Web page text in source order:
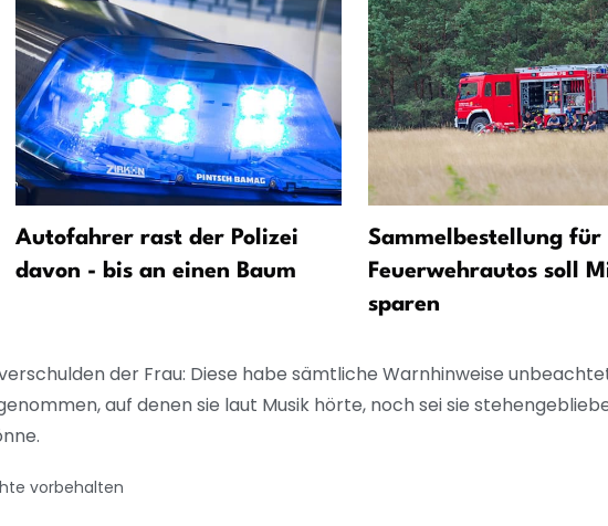
Autofahrer rast der Polizei
davon - bis an einen Baum
Sammelbestellung für
Feuerwehrautos soll
sparen
der Frau: Diese habe sämtliche Warnhinweise
auf denen sie laut Musik hörte, noch sei sie
vorbehalten